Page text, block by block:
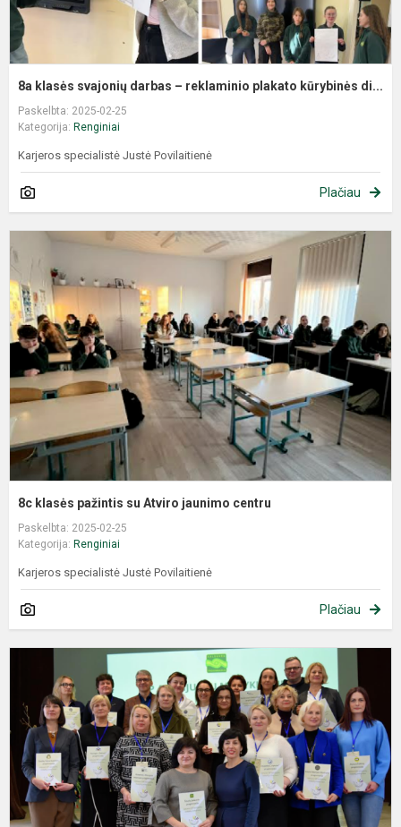
8a klasės svajonių darbas – reklaminio plakato kūrybinės di...
Paskelbta: 2025-02-25
Kategorija: Renginiai
Karjeros specialistė Justė Povilaitienė
Plačiau
8c klasės pažintis su Atviro jaunimo centru
Paskelbta: 2025-02-25
Kategorija: Renginiai
Karjeros specialistė Justė Povilaitienė
Plačiau